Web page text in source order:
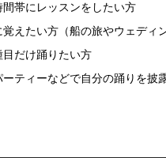
帯にレッスンをしたい方
えたい方（船の旅やウェディ
だけ踊りたい方
ティーなどで自分の踊りを披